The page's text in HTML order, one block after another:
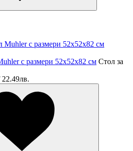
с размери 52x52x82 см Стол за
22.49лв.